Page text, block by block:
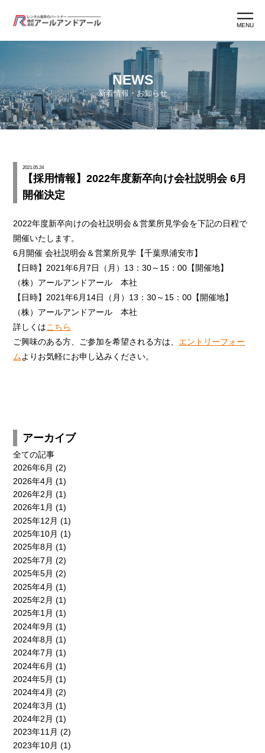
MENU
アールアンドアールとは
アールマン育成
ワークスタイル
よくあるご質問
新卒採用
エントリー
CONTACT
NEWS
新着情報・お知らせ
2021.05.24
【採用情報】2022年度新卒向け会社説明会 6月
開催決定
2022年度新卒向けの会社説明会＆営業所見学会を下記の日程で
開催いたします。
6月開催 会社説明会＆営業所見学【千葉県浦安市】
【日時】2021年6月7日（月）13：30～15：00【開催地】
（株）アールアンドアール 本社
【日時】2021年6月14日（月）13：30～15：00【開催地】
（株）アールアンドアール 本社
詳しくはこちら
ご興味のある方、ご参加を希望される方は、 エントリーフォー
ムよりお気軽にお申し込みください。
アーカイブ
全ての記事
2026年6月 (2)
2026年4月 (1)
2026年2月 (1)
2026年1月 (1)
2025年12月 (1)
2025年10月 (1)
2025年8月 (1)
2025年7月 (2)
2025年5月 (2)
2025年4月 (1)
2025年2月 (1)
2025年1月 (1)
2024年9月 (1)
2024年8月 (1)
2024年7月 (1)
2024年6月 (1)
2024年5月 (1)
2024年4月 (2)
2024年3月 (1)
2024年2月 (1)
2023年11月 (2)
2023年10月 (1)